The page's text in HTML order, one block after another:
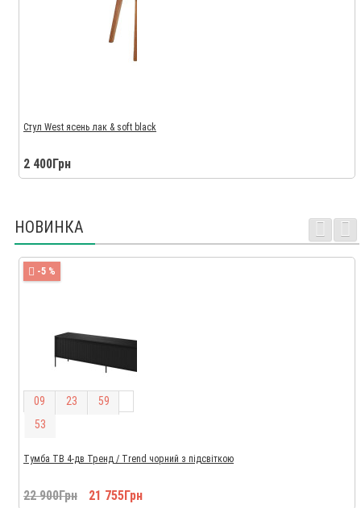
Стул West ясень лак & soft black
2 400Грн
НОВИНКА
-5 %
09 23 59
52
Тумба ТВ 4-дв Тренд / Trend чорний з підсвіткою
22 900Грн 21 755Грн